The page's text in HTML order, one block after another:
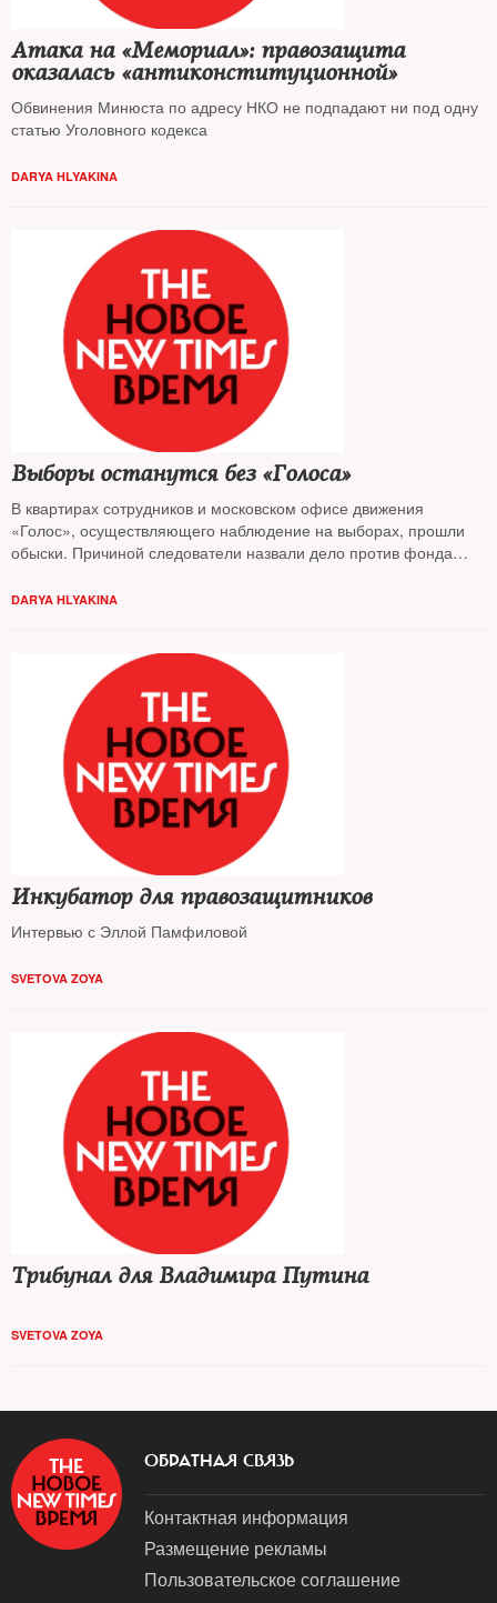
Атака на «Мемориал»: правозащита
оказалась «антиконституционной»
Обвинения Минюста по адресу НКО не подпадают ни под одну
статью Уголовного кодекса
DARYA HLYAKINA
Выборы останутся без «Голоса»
В квартирах сотрудников и московском офисе движения
«Голос», осуществляющего наблюдение на выборах, прошли
обыски. Причиной следователи назвали дело против фонда
наблюдатели уверены в политической подоплеке
DARYA HLYAKINA
Инкубатор для правозащитников
Интервью с Эллой Памфиловой
SVETOVA ZOYA
Трибунал для Владимира Путина
SVETOVA ZOYA
ОБРАТНАЯ СВЯЗЬ
Контактная информация
Размещение рекламы
Пользовательское соглашение